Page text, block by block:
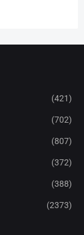
(421)
(702)
(807)
(372)
(388)
(2373)